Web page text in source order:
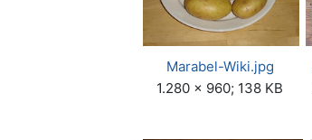
Marabel-Wiki.jpg
1.280 × 960; 138 KB